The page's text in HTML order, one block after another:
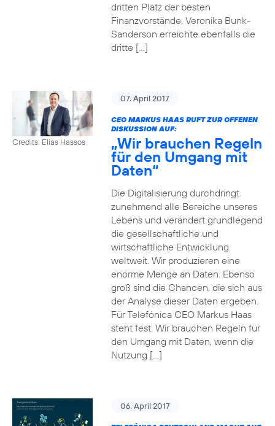
dritten Platz der besten
Finanzvorstände, Veronika Bunk-
Sanderson erreichte ebenfalls die
dritte […]
Credits: Elias Hassos
07. April 2017
CEO MARKUS HAAS RUFT ZUR OFFENEN
DISKUSSION AUF:
„Wir brauchen Regeln
für den Umgang mit
Daten“
Die Digitalisierung durchdringt
zunehmend alle Bereiche unseres
Lebens und verändert grundlegend
die gesellschaftliche und
wirtschaftliche Entwicklung
weltweit. Wir produzieren eine
enorme Menge an Daten. Ebenso
groß sind die Chancen, die sich aus
der Analyse dieser Daten ergeben.
Für Telefónica CEO Markus Haas
steht fest: Wir brauchen Regeln für
den Umgang mit Daten, wenn die
Nutzung […]
06. April 2017